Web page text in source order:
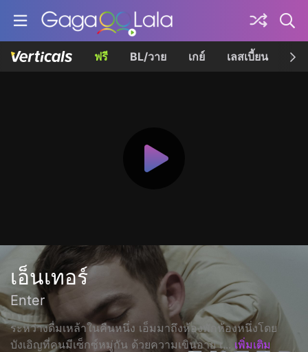
ฟรี BL/วาย เกย์ เลสเบี้ยน เค
เอ็นเทอร์
Enter
ระหว่างดื่มเหล้าในคืนหนึ่ง เอ็มมาถึงห้องพักห้องหนึ่งโดย
บังเอิญที่คนมีเซ็กซ์หมู่กัน ด้วยความเขินอาย เ... เพิ่มเติม